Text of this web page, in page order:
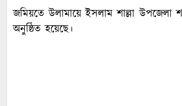
জমিয়তে উলামায়ে ইসলাম শাল্লা উপজেলা
অনুষ্ঠিত হয়েছে।